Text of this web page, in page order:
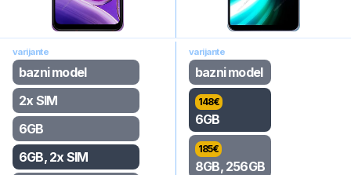
varijante
bazni model
2x SIM
6GB
6GB, 2x SIM
varijante
bazni model
148€
6GB
185€
8GB, 256GB